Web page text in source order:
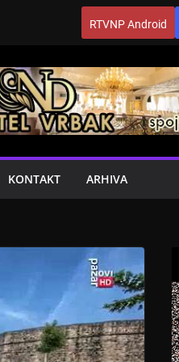
RTVNP Android
KONTAKT ARHIVA